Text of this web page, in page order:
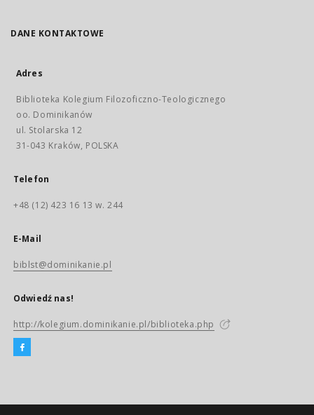
DANE KONTAKTOWE
Adres
Biblioteka Kolegium Filozoficzno-Teologicznego
oo. Dominikanów
ul. Stolarska 12
31-043 Kraków, POLSKA
Telefon
+48 (12) 423 16 13 w. 244
E-Mail
biblst@dominikanie.pl
Odwiedź nas!
http://kolegium.dominikanie.pl/biblioteka.php